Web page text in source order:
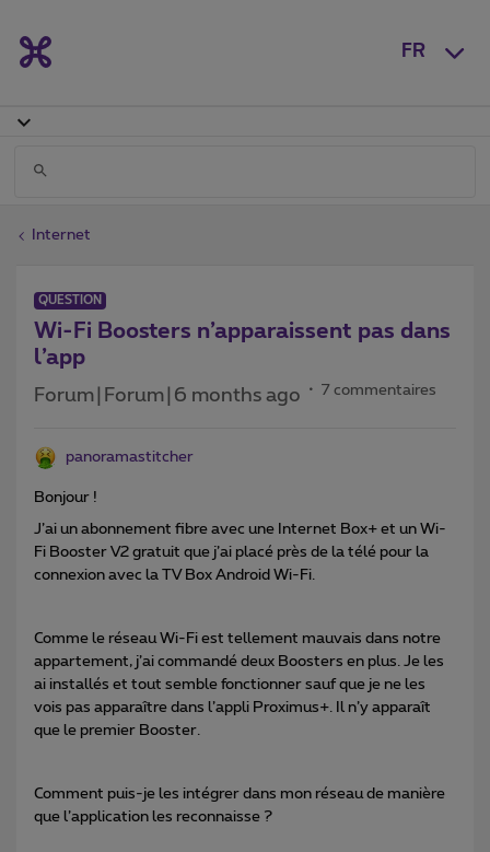
FR
Internet
QUESTION
Wi-Fi Boosters n’apparaissent pas dans
l’app
Forum|Forum|6 months ago 7 commentaires
panoramastitcher
Bonjour !
J’ai un abonnement fibre avec une Internet Box+ et un Wi-
Fi Booster V2 gratuit que j’ai placé près de la télé pour la
connexion avec la TV Box Android Wi-Fi.
Comme le réseau Wi-Fi est tellement mauvais dans notre
appartement, j’ai commandé deux Boosters en plus. Je les
ai installés et tout semble fonctionner sauf que je ne les
vois pas apparaître dans l’appli Proximus+. Il n’y apparaît
que le premier Booster.
Comment puis-je les intégrer dans mon réseau de manière
que l’application les reconnaisse ?